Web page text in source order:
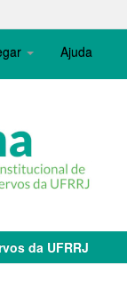
Ajuda
da UFRRJ